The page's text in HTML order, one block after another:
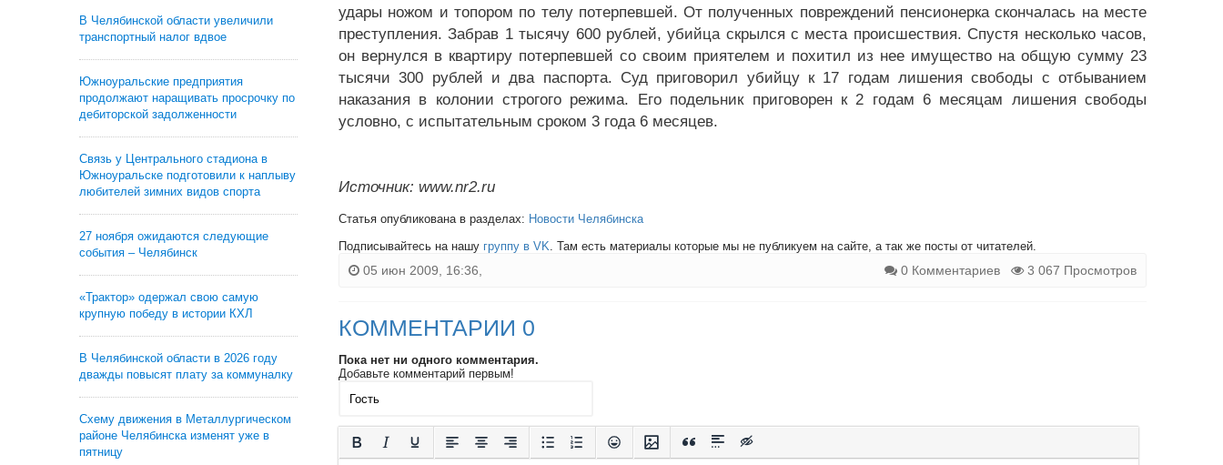
В Челябинской области увеличили
транспортный налог вдвое
Южноуральские предприятия
продолжают наращивать просрочку по
дебиторской задолженности
Связь у Центрального стадиона в
Южноуральске подготовили к наплыву
любителей зимних видов спорта
27 ноября ожидаются следующие
события – Челябинск
«Трактор» одержал свою самую
крупную победу в истории КХЛ
В Челябинской области в 2026 году
дважды повысят плату за коммуналку
Схему движения в Металлургическом
районе Челябинска изменят уже в
пятницу
удары ножом и топором по телу потерпевшей. От полученных повреждений пенсионерка скончалась на месте
преступления. Забрав 1 тысячу 600 рублей, убийца скрылся с места происшествия. Спустя несколько часов,
он вернулся в квартиру потерпевшей со своим приятелем и похитил из нее имущество на общую сумму 23
тысячи 300 рублей и два паспорта. Суд приговорил убийцу к 17 годам лишения свободы с отбыванием
наказания в колонии строгого режима. Его подельник приговорен к 2 годам 6 месяцам лишения свободы
условно, с испытательным сроком 3 года 6 месяцев.
Источник: www.nr2.ru
Статья опубликована в разделах: Новости Челябинска
Подписывайтесь на нашу группу в VK. Там есть материалы которые мы не публикуем на сайте, а так же посты от читателей.
05 июн 2009, 16:36, 0 Комментариев 3 067 Просмотров
КОММЕНТАРИИ 0
Пока нет ни одного комментария.
Добавьте комментарий первым!